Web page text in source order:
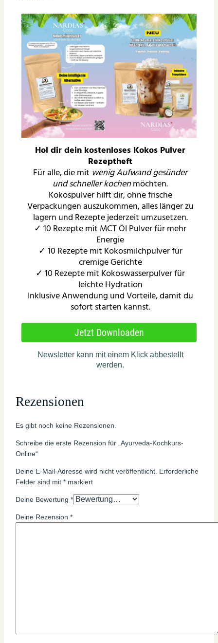
Rezensionen
Es gibt noch keine Rezensionen.
Schreibe die erste Rezension für „Ayurveda-Kochkurs-
Online“
Deine E-Mail-Adresse wird nicht veröffentlicht. Erforderliche
Felder sind mit * markiert
Deine Bewertung *
Deine Rezension *